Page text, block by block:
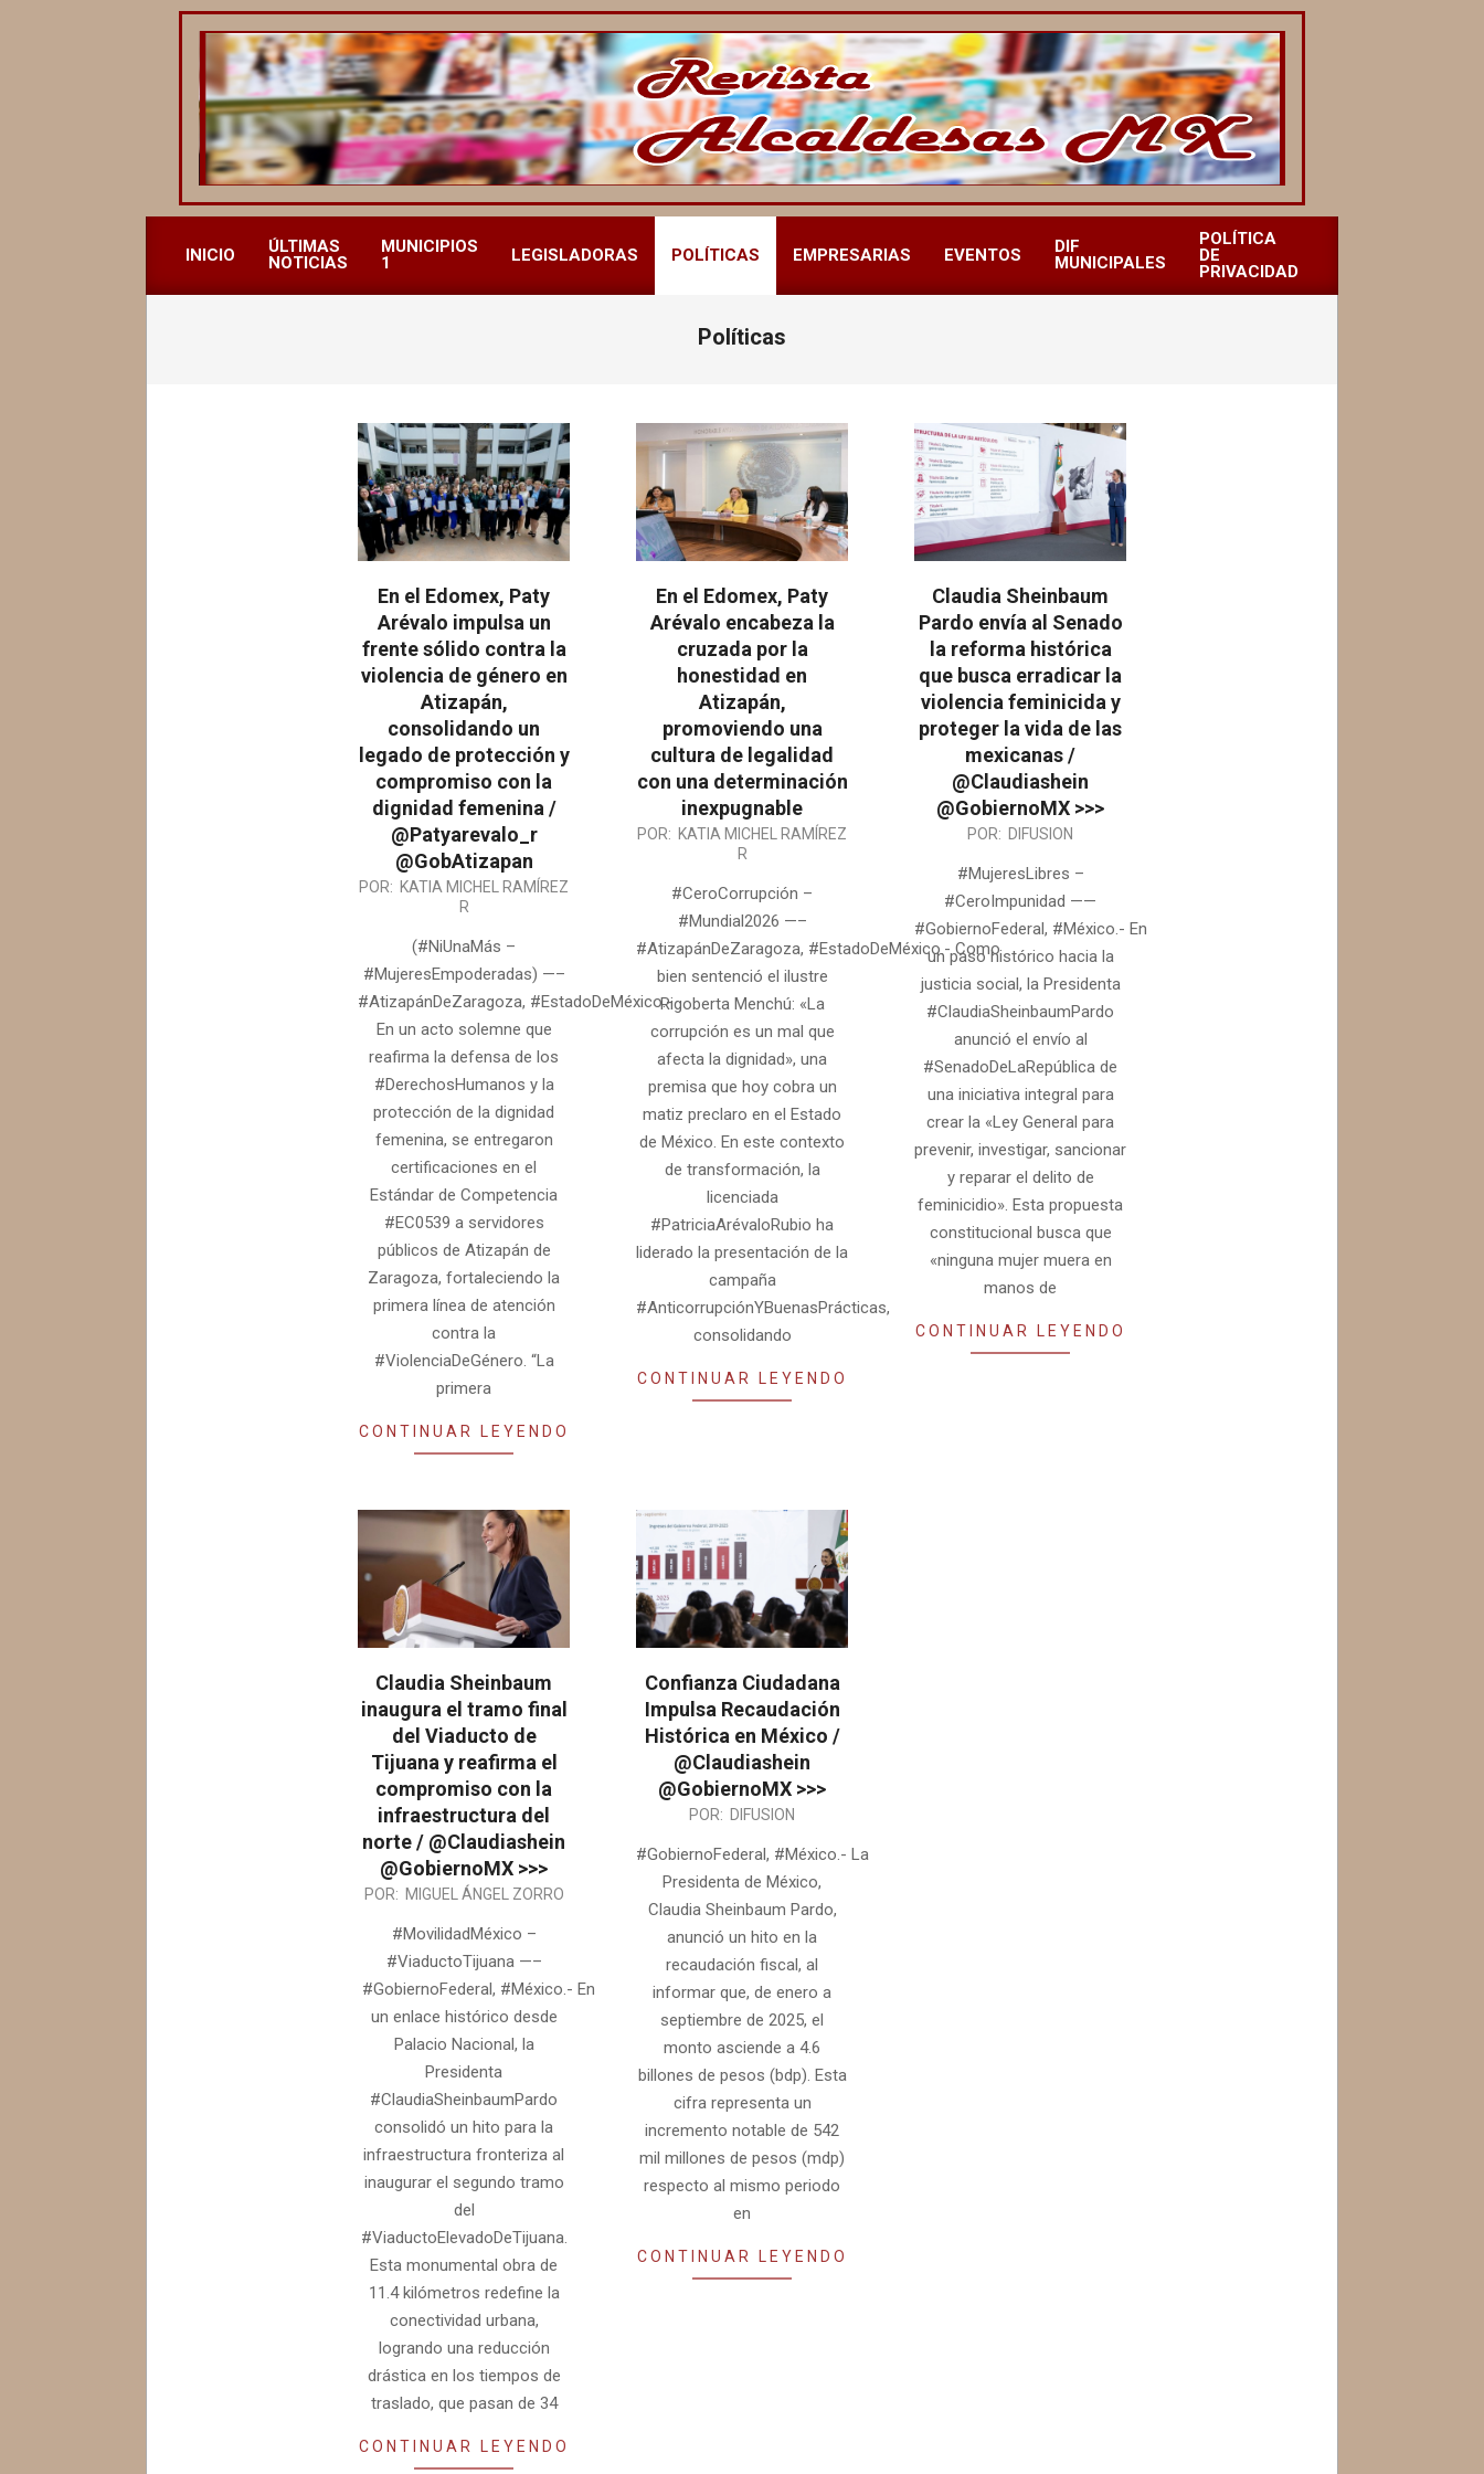
REVISTA
ALCALDESAS
MX
Menú
principal
INICIO
ÚLTIMAS
NOTICIAS
MUNICIPIOS
1
LEGISLADORAS POLÍTICAS EMPRESARIAS EVENTOS
DIF
MUNICIPALES
POLÍTICA
DE
PRIVACIDAD
Políticas
En el Edomex, Paty
Arévalo impulsa un
frente sólido contra la
violencia de género en
Atizapán,
consolidando un
legado de protección y
compromiso con la
dignidad femenina /
@Patyarevalo_r
@GobAtizapan
2026-
POR: KATIA MICHEL RAMÍREZ
R
(#NiUnaMás –
#MujeresEmpoderadas) —–
#AtizapánDeZaragoza, #EstadoDeMéxico.-
En un acto solemne que
reafirma la defensa de los
#DerechosHumanos y la
protección de la dignidad
femenina, se entregaron
certificaciones en el
Estándar de Competencia
#EC0539 a servidores
públicos de Atizapán de
Zaragoza, fortaleciendo la
primera línea de atención
contra la
#ViolenciaDeGénero. “La
primera
CONTINUAR LEYENDO
En el Edomex, Paty
Arévalo encabeza la
cruzada por la
honestidad en
Atizapán,
promoviendo una
cultura de legalidad
con una determinación
inexpugnable
2026-
POR: KATIA MICHEL RAMÍREZ
R
#CeroCorrupción –
#Mundial2026 —–
#AtizapánDeZaragoza, #EstadoDeMéxico.- Como
bien sentenció el ilustre
Rigoberta Menchú: «La
corrupción es un mal que
afecta la dignidad», una
premisa que hoy cobra un
matiz preclaro en el Estado
de México. En este contexto
de transformación, la
licenciada
#PatriciaArévaloRubio ha
liderado la presentación de la
campaña
#AnticorrupciónYBuenasPrácticas,
consolidando
CONTINUAR LEYENDO
Claudia Sheinbaum
Pardo envía al Senado
la reforma histórica
que busca erradicar la
violencia feminicida y
proteger la vida de las
mexicanas /
@Claudiashein
@GobiernoMX >>>
POR: DIFUSION
#MujeresLibres –
#CeroImpunidad ——
#GobiernoFederal, #México.- En
un paso histórico hacia la
justicia social, la Presidenta
#ClaudiaSheinbaumPardo
anunció el envío al
#SenadoDeLaRepública de
una iniciativa integral para
crear la «Ley General para
prevenir, investigar, sancionar
y reparar el delito de
feminicidio». Esta propuesta
constitucional busca que
«ninguna mujer muera en
manos de
CONTINUAR LEYENDO
Claudia Sheinbaum
inaugura el tramo final
del Viaducto de
Tijuana y reafirma el
compromiso con la
infraestructura del
norte / @Claudiashein
@GobiernoMX >>>
2026-
POR: MIGUEL ÁNGEL ZORRO
#MovilidadMéxico –
#ViaductoTijuana —–
#GobiernoFederal, #México.- En
un enlace histórico desde
Palacio Nacional, la
Presidenta
#ClaudiaSheinbaumPardo
consolidó un hito para la
infraestructura fronteriza al
inaugurar el segundo tramo
del
#ViaductoElevadoDeTijuana.
Esta monumental obra de
11.4 kilómetros redefine la
conectividad urbana,
logrando una reducción
drástica en los tiempos de
traslado, que pasan de 34
CONTINUAR LEYENDO
Confianza Ciudadana
Impulsa Recaudación
Histórica en México /
@Claudiashein
@GobiernoMX >>>
POR: DIFUSION
#GobiernoFederal, #México.- La
Presidenta de México,
Claudia Sheinbaum Pardo,
anunció un hito en la
recaudación fiscal, al
informar que, de enero a
septiembre de 2025, el
monto asciende a 4.6
billones de pesos (bdp). Esta
cifra representa un
incremento notable de 542
mil millones de pesos (mdp)
respecto al mismo periodo
en
CONTINUAR LEYENDO